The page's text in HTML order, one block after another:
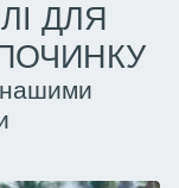
ДЛЯ
нашими